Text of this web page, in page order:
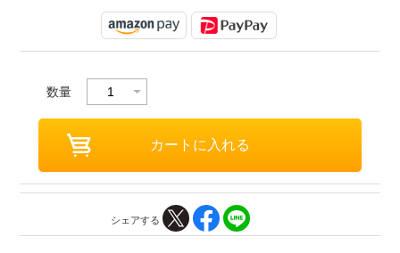
数量
シェアする